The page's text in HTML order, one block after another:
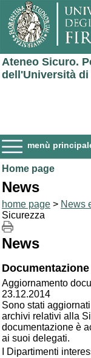
Ateneo Sicuro.
dell'Università di
menù
Home page
News
home page > News
Sicurezza
News
Aggiornamento
23.12.2014
Sono stati
archivi relativi alla
documentazione è
ai suoi delegati.
I Dipartimenti